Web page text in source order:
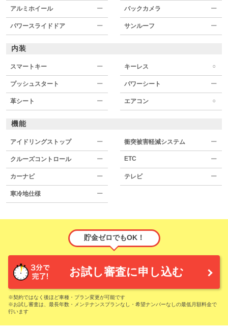
アルミホイール ー バックカメラ ー
パワースライドドア ー サンルーフ ー
内装
スマートキー ー キーレス ○
プッシュスタート ー パワーシート ー
革シート ー エアコン ○
機能
アイドリングストップ ー 衝突被害軽減システム ー
クルーズコントロール ー ETC ー
カーナビ ー テレビ ー
寒冷地仕様 ー
貯金ゼロでもOK！
お試し審査に申し込む
※契約ではなく後ほど車種・プラン変更が可能です
※お試し審査は、最長年数・メンテナンスプランなし・希望ナンバーなしの最低月額料金で
行います